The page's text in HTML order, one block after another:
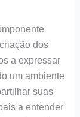
dos
a expressar
um ambiente
suas
a entender